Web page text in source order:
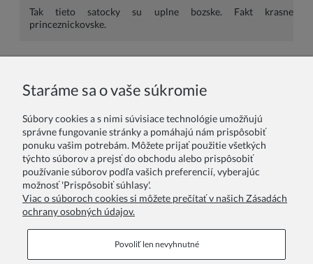
Tak tieto satocky su uplne bozske. Fakt krasne
princeznickovske.
Vaše hodnotenie:
Staráme sa o vaše súkromie
Súbory cookies a s nimi súvisiace technológie umožňujú
správne fungovanie stránky a pomáhajú nám prispôsobiť
ponuku vašim potrebám. Môžete prijať použitie všetkých
týchto súborov a prejsť do obchodu alebo prispôsobiť
používanie súborov podľa vašich preferencií, vyberajúc
možnosť 'Prispôsobiť súhlasy'.
Viac o súboroch cookies si môžete prečítať v našich Zásadách
ochrany osobných údajov.
Povoliť len nevyhnutné